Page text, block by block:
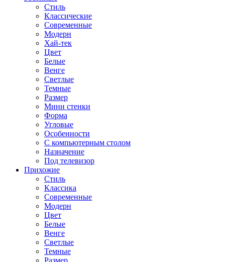
Стиль
Классические
Современные
Модерн
Хай-тек
Цвет
Белые
Венге
Светлые
Темные
Размер
Мини стенки
Форма
Угловые
Особенности
С компьютерным столом
Назначение
Под телевизор
Прихожие
Стиль
Классика
Современные
Модерн
Цвет
Белые
Венге
Светлые
Темные
Размер